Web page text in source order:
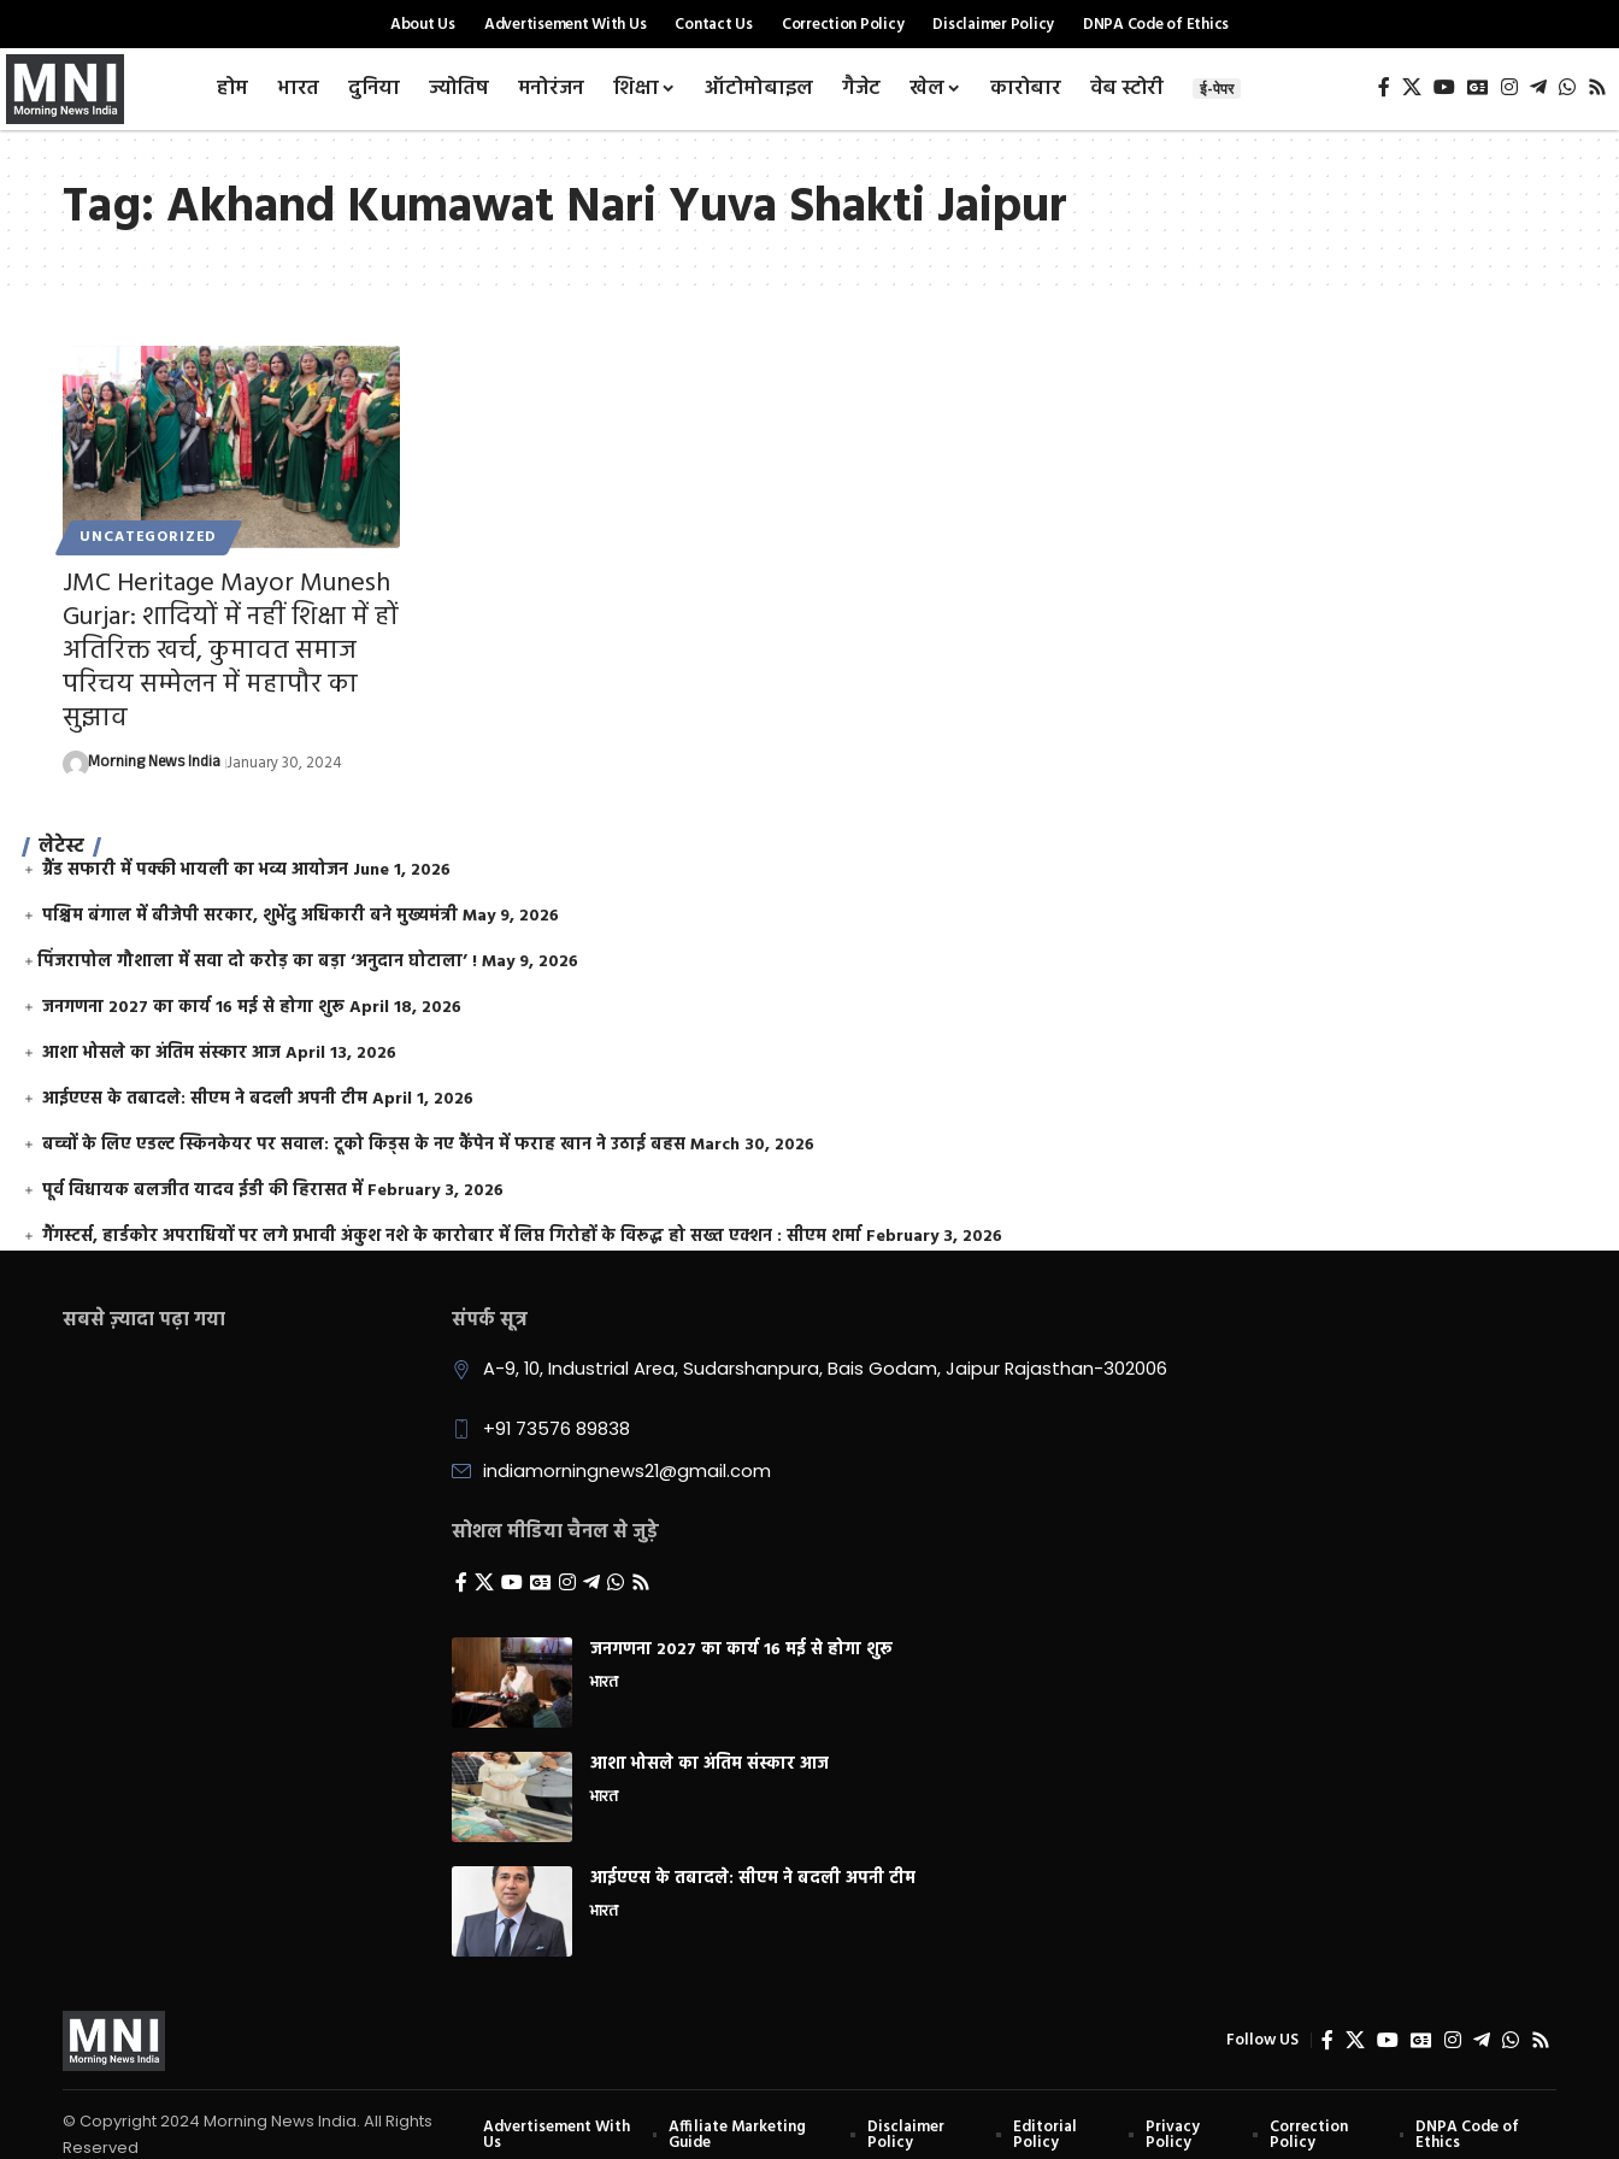
About Us Advertisement With Us Contact Us Correction Policy Disclaimer Policy DNPA Code of Ethics
होम भारत दुनिया ज्योतिष मनोरंजन शिक्षा ऑटोमोबाइल गैजेट खेल कारोबार वेब स्टोरी ई-पेपर
Tag:Akhand Kumawat Nari Yuva Shakti Jaipur
UNCATEGORIZED
JMC Heritage Mayor Munesh
Gurjar: शादियों में नहीं शिक्षा में हों
अतिरिक्त खर्च, कुमावत समाज
परिचय सम्मेलन में महापौर का
सुझाव
Morning News India January 30, 2024
लेटेस्ट
ग्रैंड सफारी में पक्की भायली का भव्य आयोजन June 1, 2026
पश्चिम बंगाल में बीजेपी सरकार, शुभेंदु अधिकारी बने मुख्यमंत्रीMay 9, 2026
​पिंजरापोल गौशाला में सवा दो करोड़ का बड़ा ‘अनुदान घोटाला’ !May 9, 2026
जनगणना 2027 का कार्य 16 मई से होगा शुरूApril 18, 2026
आशा भोसले का अंतिम संस्कार आजApril 13, 2026
आईएएस के तबादले: सीएम ने बदली अपनी टीमApril 1, 2026
बच्चों के लिए एडल्ट स्किनकेयर पर सवाल: टूको किड्स के नए कैंपेन में फराह खान ने उठाई बहसMarch 30, 2026
पूर्व विधायक बलजीत यादव ईडी की हिरासत में February 3, 2026
गैंगस्टर्स, हार्डकोर अपराधियों पर लगे प्रभावी अंकुश नशे के कारोबार में लिप्त गिरोहों के विरूद्ध हो सख्त एक्शन : सीएम शर्मा February 3, 2026
सबसे ज़्यादा पढ़ा गया संपर्क सूत्र
A-9, 10, Industrial Area, Sudarshanpura, Bais Godam, Jaipur Rajasthan-302006
+91 73576 89838
indiamorningnews21@gmail.com
सोशल मीडिया चैनल से जुड़े
जनगणना 2027 का कार्य 16 मई से होगा शुरू
भारत
आशा भोसले का अंतिम संस्कार आज
भारत
आईएएस के तबादले: सीएम ने बदली अपनी टीम
भारत
Follow US
© Copyright 2024 Morning News India. All Rights
Reserved
Advertisement With
Us
Affiliate Marketing
Guide
Disclaimer
Policy
Editorial
Policy
Privacy
Policy
Correction
Policy
DNPA Code of
Ethics